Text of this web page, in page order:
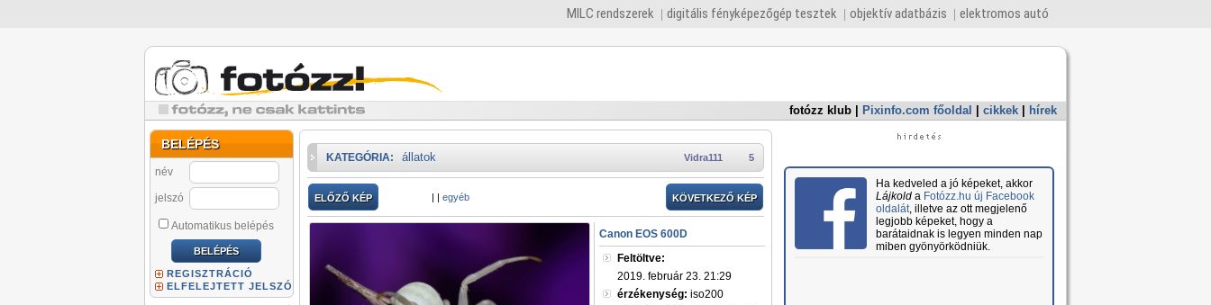
MILC rendszerek digitális fényképezőgép tesztek objektív adatbázis elektromos autó
fotózz klub Pixinfo.com főoldal cikkek hírek
BELÉPÉS
név
jelszó
Automatikus belépés
REGISZTRÁCIÓ
ELFELEJTETT JELSZÓ
5
Vidra111
KATEGÓRIA: állatok
ELŐZŐ KÉP | | egyéb KÖVETKEZŐ KÉP
Canon EOS 600D
Feltöltve:
2019. február 23. 21:29
érzékenység: iso200
Ha kedveled a jó képeket, akkor
Lájkolda Fotózz.hu új Facebook
oldalát, illetve az ott megjelenő
legjobb képeket, hogy a
barátaidnak is legyen minden nap
miben gyönyörködniük.